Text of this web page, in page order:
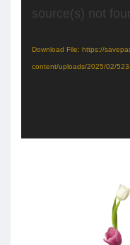
source(s) not
Download File: https://
content/uploads/2025/02/